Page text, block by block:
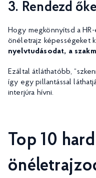
3. Rendezd
Hogy megkönnyítsd a
önéletrajz képességeket
nyelvtudásodat, a
Ezáltal átláthatóbb,
így egy pillantással
interjúra hívni.
Top 10